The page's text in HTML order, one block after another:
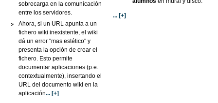
sobrecarga en la comunicación
entre los servidores.
Ahora, si un URL apunta a un
fichero wiki inexistente, el wiki
dá un error "mas estético" y
presenta la opción de crear el
fichero. Esto permite
documentar aplicaciones (p.e.
contextualmente), insertando el
URL del documento wiki en la
aplicación... [+]
... [+]